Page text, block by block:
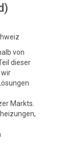
von
dieser
wir
Markts.